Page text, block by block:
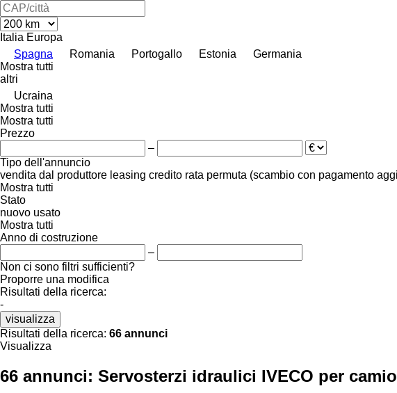
Italia Europa
Spagna
Romania Portogallo Estonia
Germania
Mostra tutti
altri
Ucraina
Mostra tutti
Mostra tutti
Prezzo
–
Tipo dell'annuncio
vendita dal produttore leasing credito rata permuta (scambio con pagamento
Mostra tutti
Stato
nuovo usato
Mostra tutti
Anno di costruzione
–
Non ci sono filtri sufficienti?
Proporre una modifica
Risultati della ricerca:
-
visualizza
Risultati della ricerca: 66 annunci
Visualizza
66 annunci: Servosterzi idraulici IVECO per